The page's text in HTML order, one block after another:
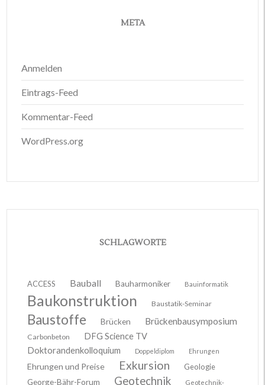
META
Anmelden
Eintrags-Feed
Kommentar-Feed
WordPress.org
SCHLAGWORTE
ACCESS Bauball Bauharmoniker Bauinformatik
Baukonstruktion Baustatik-Seminar
Baustoffe Brücken Brückenbausymposium
Carbonbeton
DFG Science TV
Doktorandenkolloquium
Doppeldiplom Ehrungen
Ehrungen und Preise Exkursion
Geologie
George-Bähr-Forum
Geotechnik Geotechnik-